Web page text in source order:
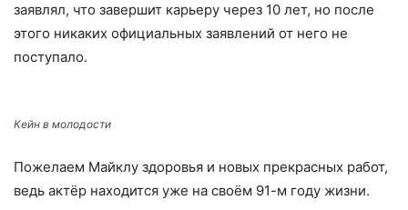
заявлял, что завершит карьеру через 10 лет, но после
этого никаких официальных заявлений от него не
поступало.
Кейн в молодости
Пожелаем Майклу здоровья и новых прекрасных работ,
ведь актёр находится уже на своём 91-м году жизни.